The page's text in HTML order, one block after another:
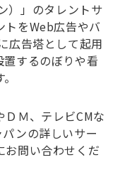
）」のタレントサ
トをWeb広告やバ
広告塔として起用
するのぼりや看
Ｍ、テレビCMな
ンの詳しいサー
お問い合わせくだ